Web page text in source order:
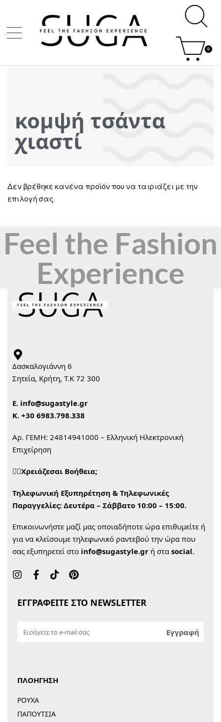
0
κομψή τσάντα
χιαστί
Δεν βρέθηκε κανένα προϊόν που να ταιριάζει με την
επιλογή σας.
Feel the Fashion
Experience
Δασκαλογιάννη 6
Σητεία, Κρήτη, Τ.Κ 72 300
Ε. info@sugastyle.gr
Κ. +30 6983.798.338
Αρ. ΓΕΜΗ: 24814941000 – Ελληνική Ηλεκτρονική
Επιχείρηση
🙋‍♀️Χρειάζεσαι Βοήθεια;
Τηλεφωνική Εξυπηρέτηση & Τηλεφωνικές
Παραγγελίες: Δευτέρα – Σάββατο 10:00 – 15:00.
Επικοινωνήστε μαζί μας οποιαδήποτε ώρα επιθυμείτε ή
για να κλείσουμε τηλεφωνικό ραντεβού την ώρα που
σας εξυπηρετεί στο info@sugastyle.gr ή στα social.
ΕΓΓΡΑΦΕΙΤΕ ΣΤΟ NEWSLETTER
ΠΛΟΗΓΗΣΗ
ΡΟΥΧΑ
ΠΑΠΟΥΤΣΙΑ